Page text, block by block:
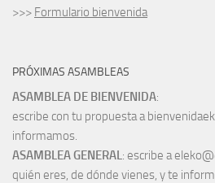
>>> Formulario bienvenida
PRÓXIMAS ASAMBLEAS
ASAMBLEA DE BIENVENIDA:
escribe con tu propuesta a
informamos.
ASAMBLEA GENERAL: escribe a
quién eres, de dónde vienes, y te